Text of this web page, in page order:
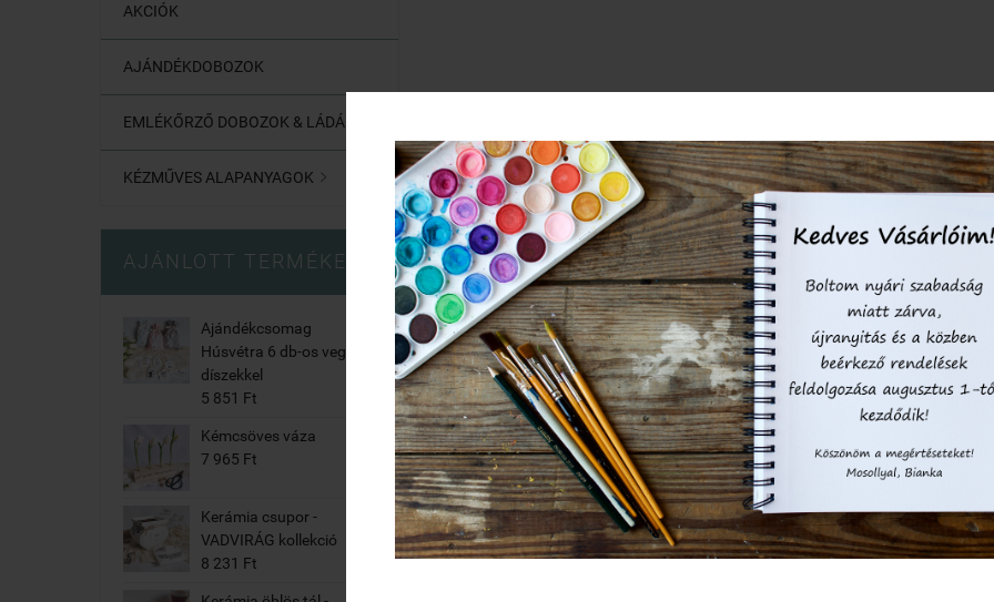
AKCIÓK
AJÁNDÉKDOBOZOK
EMLÉKŐRZŐ DOBOZOK & LÁDÁK
KÉZMŰVES ALAPANYAGOK 
AJÁNLOTT TERMÉKEK
Ajándékcsomag
Húsvétra 6 db-os vegyes
díszekkel
5 851 Ft
Kémcsöves váza
7 965 Ft
Kerámia csupor -
VADVIRÁG kollekció
8 231 Ft